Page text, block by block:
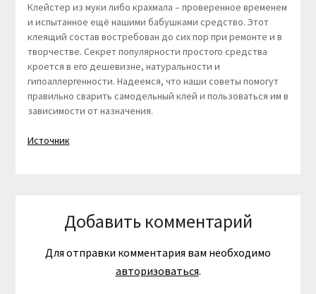
Клейстер из муки либо крахмала – проверенное временем
и испытанное ещё нашими бабушками средство. Этот
клеящий состав востребован до сих пор при ремонте и в
творчестве. Секрет популярности простого средства
кроется в его дешевизне, натуральности и
гипоаллергенности. Надеемся, что наши советы помогут
правильно сварить самодельный клей и пользоваться им в
зависимости от назначения.
Источник
Добавить комментарий
Для отправки комментария вам необходимо
авторизоваться.